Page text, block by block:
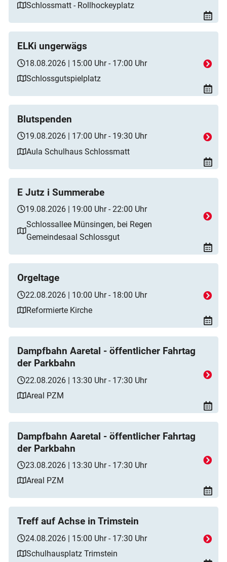
Schlossmatt - Rollhockeyplatz
ELKi ungerwägs
18.08.2026 | 15:00 Uhr - 17:00 Uhr
Schlossgutspielplatz
Blutspenden
19.08.2026 | 17:00 Uhr - 19:30 Uhr
Aula Schulhaus Schlossmatt
E Jutz i Summerabe
19.08.2026 | 19:00 Uhr - 22:00 Uhr
Schlossallee Münsingen, bei Regen
Gemeindesaal Schlossgut
Orgeltage
22.08.2026 | 10:00 Uhr - 18:00 Uhr
Reformierte Kirche
Dampfbahn Aaretal - öffentlicher Fahrtag
der Parkbahn
22.08.2026 | 13:30 Uhr - 17:30 Uhr
Areal PZM
Dampfbahn Aaretal - öffentlicher Fahrtag
der Parkbahn
23.08.2026 | 13:30 Uhr - 17:30 Uhr
Areal PZM
Treff auf Achse in Trimstein
24.08.2026 | 15:00 Uhr - 17:30 Uhr
Schulhausplatz Trimstein